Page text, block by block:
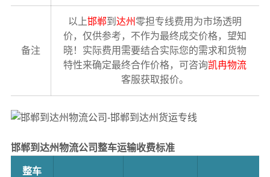
备注
以上邯郸到达州零担专线费用为市场透明
价，仅供参考，不作为最终成交价格，望知
晓！实际费用需要结合实际您的需求和货物
特性来确定最终合作价格，可咨询凯冉物流
客服获取报价。
邯郸到达州物流公司整车运输收费标准
整车